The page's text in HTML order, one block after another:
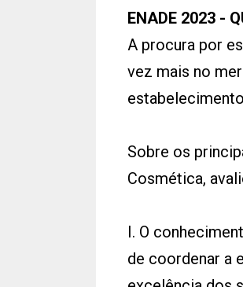
ENADE 2023 -
A procura por
vez mais no
Sobre os
Cosmética,
I. O
de coordenar a